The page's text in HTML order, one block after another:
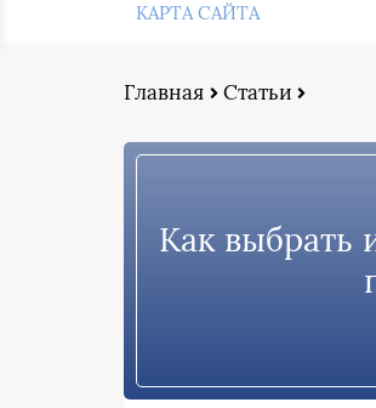
КАРТА САЙТА
Главная Статьи
Как выбрать